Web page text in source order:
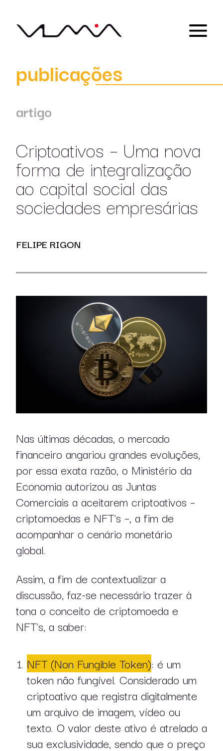
publicações
artigo
Criptoativos – Uma nova
forma de integralização
ao capital social das
sociedades empresárias
FELIPE RIGON
Nas últimas décadas, o mercado
financeiro angariou grandes evoluções,
por essa exata razão, o Ministério da
Economia autorizou as Juntas
Comerciais a aceitarem criptoativos –
criptomoedas e NFT’s –, a fim de
acompanhar o cenário monetário
global.
Assim, a fim de contextualizar a
discussão, faz-se necessário trazer à
tona o conceito de criptomoeda e
NFT’s, a saber:
NFT (Non Fungible Token): é um
token não fungível. Considerado um
criptoativo que registra digitalmente
um arquivo de imagem, vídeo ou
texto. O valor deste ativo é atrelado a
sua exclusividade, sendo que o preço